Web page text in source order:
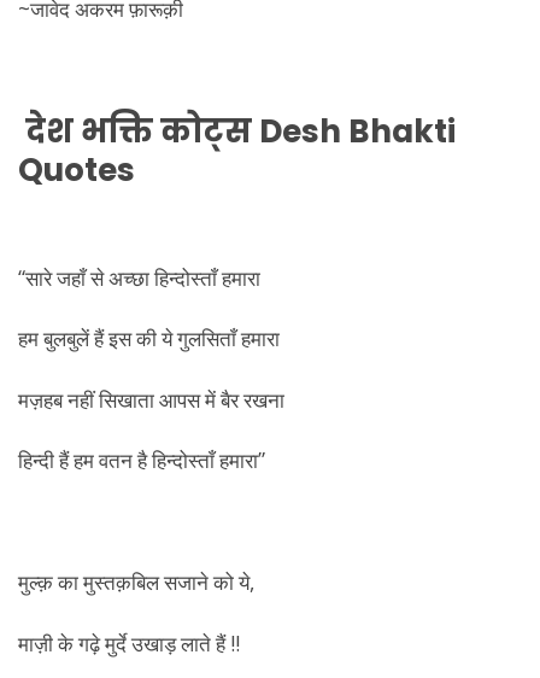
~जावेद अकरम फ़ारूक़ी
देश भक्ति कोट्स Desh Bhakti
Quotes
“सारे जहाँ से अच्छा हिन्दोस्ताँ हमारा
हम बुलबुलें हैं इस की ये गुलसिताँ हमारा
मज़हब नहीं सिखाता आपस में बैर रखना
हिन्दी हैं हम वतन है हिन्दोस्ताँ हमारा”
मुल्क़ का मुस्तक़बिल सजाने को ये,
माज़ी के गढ़े मुर्दे उखाड़ लाते हैं !!